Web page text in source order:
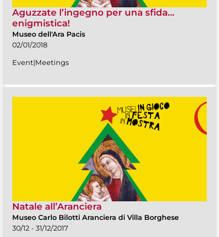
Aguzzate l’ingegno per una sfida…
enigmistica!
Museo dell'Ara Pacis
02/01/2018
Event|Meetings
Natale all’Aranciera
Museo Carlo Bilotti Aranciera di Villa Borghese
30/12 - 31/12/2017